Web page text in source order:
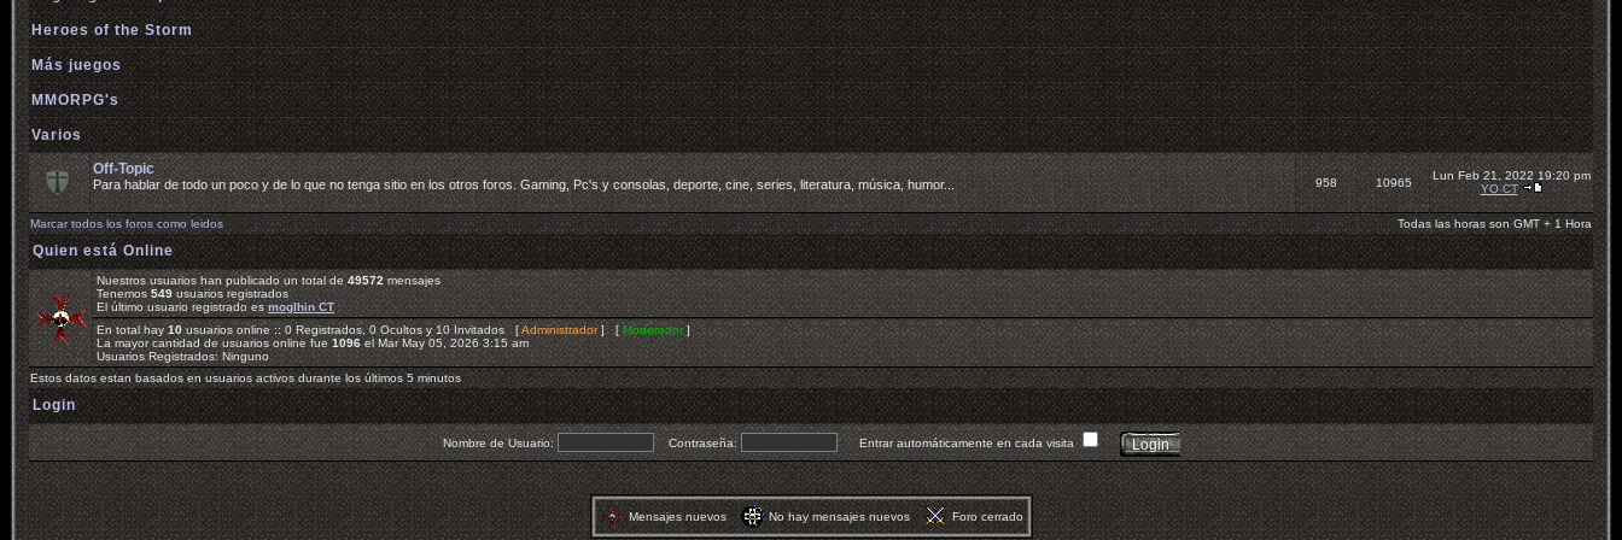
Heroes of the Storm
Más juegos
MMORPG's
Varios
Off-Topic
Para hablar de todo un poco y de lo que no tenga sitio en los otros foros. Gaming, Pc's y consolas, deporte, cine, series, literatura, música, humor... 958 10965
Lun Feb 21, 2022 19:20 pm
YO CT
Marcar todos los foros como leidos Todas las horas son GMT + 1 Hora
Quien está Online
Nuestros usuarios han publicado un total de49572mensajes
Tenemos549usuarios registrados
El último usuario registrado esmoglhin CT
En total hay10usuarios online :: 0 Registrados, 0 Ocultos y 10 Invitados [Administrador] [ Moderador]
La mayor cantidad de usuarios online fue1096el Mar May 05, 2026 3:15 am
Usuarios Registrados: Ninguno
Estos datos estan basados en usuarios activos durante los últimos 5 minutos
Login
Nombre de Usuario: Contraseña: Entrar automáticamente en cada visita
Mensajes nuevos No hay mensajes nuevos Foro cerrado